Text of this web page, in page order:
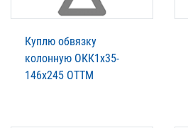
Куплю обвязку
колонную ОКК1х35-
146х245 ОТТМ